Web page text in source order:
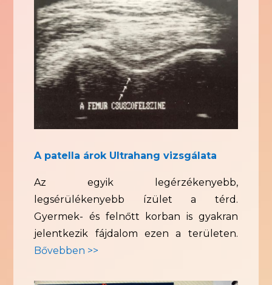
A patella árok Ultrahang vizsgálata
Az egyik legérzékenyebb,
legsérülékenyebb ízület a térd.
Gyermek- és felnőtt korban is gyakran
jelentkezik fájdalom ezen a területen.
Bővebben >>